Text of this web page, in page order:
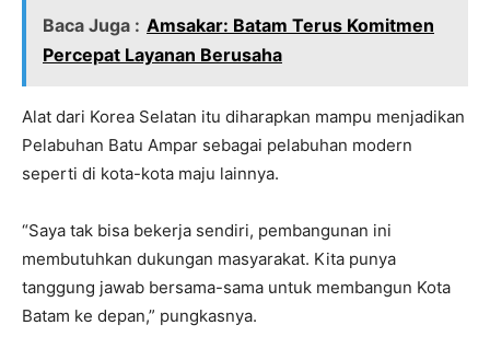
Baca Juga : Amsakar: Batam Terus Komitmen
Percepat Layanan Berusaha
Alat dari Korea Selatan itu diharapkan mampu menjadikan
Pelabuhan Batu Ampar sebagai pelabuhan modern
seperti di kota-kota maju lainnya.
“Saya tak bisa bekerja sendiri, pembangunan ini
membutuhkan dukungan masyarakat. Kita punya
tanggung jawab bersama-sama untuk membangun Kota
Batam ke depan,” pungkasnya.